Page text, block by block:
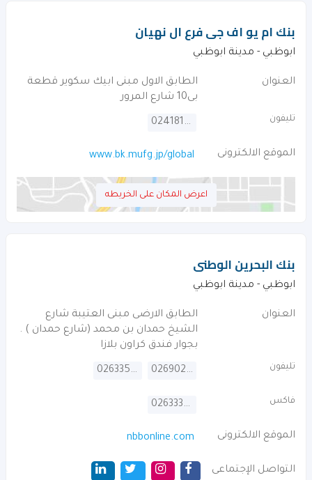
بنك ام يو اف جى فرع ال نهيان
ابوظبي - مدينة ابوظبي
العنوان
الطابق الاول مبنى ابيك سكوير قطعة
بى10 شارع المرور
تليفون 024181400
الموقع الالكترونى www.bk.mufg.jp/global
اعرض المكان على الخريطه
بنك البحرين الوطنى
ابوظبي - مدينة ابوظبي
العنوان
الطابق الارضى مبنى العتيبة شارع
الشيخ حمدان بن محمد (شارع حمدان ) .
بجوار فندق كراون بلازا
تليفون 026902222
026335288
فاكس 026333783
الموقع الالكترونى nbbonline.com
التواصل الإجتماعى